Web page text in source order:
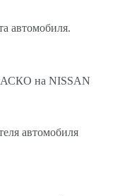
автомобиля.
на NISSAN
автомобиля